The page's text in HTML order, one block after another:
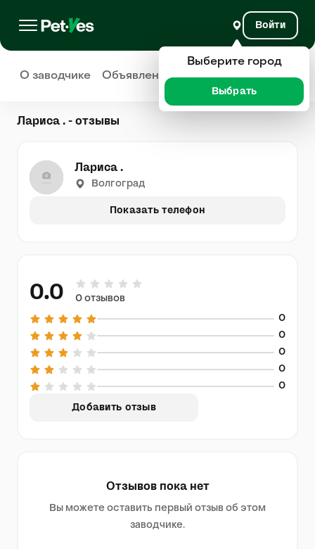
Войти
О заводчике Объявления Отзывы
Лариса . - отзывы
Лариса .
Волгоград
Показать телефон
0.0 0 отзывов
0
0
0
0
0
Добавить отзыв
Отзывов пока нет
Вы можете оставить первый отзыв об этом
заводчике.
Выберите город
Выбрать